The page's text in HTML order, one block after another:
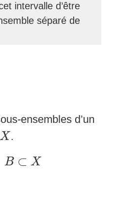
intervalle d’être
séparé de
ensembles d’un
X
X .
B ⊂ X
⊂X